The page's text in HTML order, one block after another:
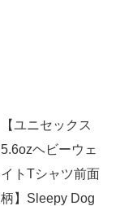
【ユニセックス
5.6ozヘビーウェ
イトTシャツ前面
柄】Sleepy Dog